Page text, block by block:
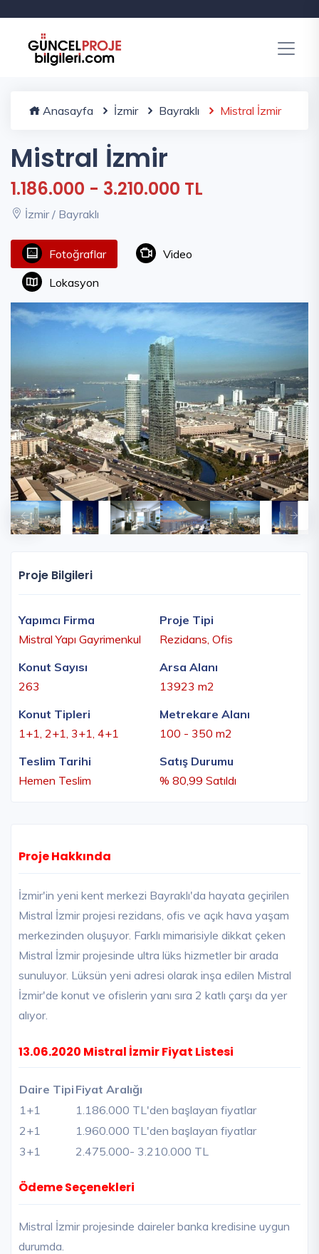
Anasayfa İzmir Bayraklı Mistral İzmir
Mistral İzmir
1.186.000 - 3.210.000 TL
İzmir / Bayraklı
Fotoğraflar
Video
Lokasyon
Proje Bilgileri
Yapımcı Firma
Mistral Yapı Gayrimenkul
Proje Tipi
Rezidans, Ofis
Konut Sayısı
263
Arsa Alanı
13923 m2
Konut Tipleri
1+1, 2+1, 3+1, 4+1
Metrekare Alanı
100 - 350 m2
Teslim Tarihi
Hemen Teslim
Satış Durumu
% 80,99 Satıldı
Proje Hakkında
İzmir'in yeni kent merkezi Bayraklı'da hayata geçirilen
Mistral İzmir projesi rezidans, ofis ve açık hava yaşam
merkezinden oluşuyor. Farklı mimarisiyle dikkat çeken
Mistral İzmir projesinde ultra lüks hizmetler bir arada
sunuluyor. Lüksün yeni adresi olarak inşa edilen Mistral
İzmir'de konut ve ofislerin yanı sıra 2 katlı çarşı da yer
alıyor.
13.06.2020 Mistral İzmir Fiyat Listesi
Daire Tipi Fiyat Aralığı
1+1
1.186.000 TL'den başlayan fiyatlar
2+1
1.960.000 TL'den başlayan fiyatlar
3+1
2.475.000- 3.210.000 TL
Ödeme Seçenekleri
Mistral İzmir projesinde daireler banka kredisine uygun
durumda.